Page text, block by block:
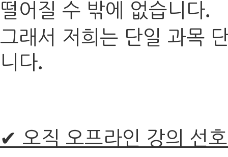
떨어질 수 밖에 없습니다.
그래서 저희는 단일 과목
니다.
✔ 오직 오프라인 강의 선호